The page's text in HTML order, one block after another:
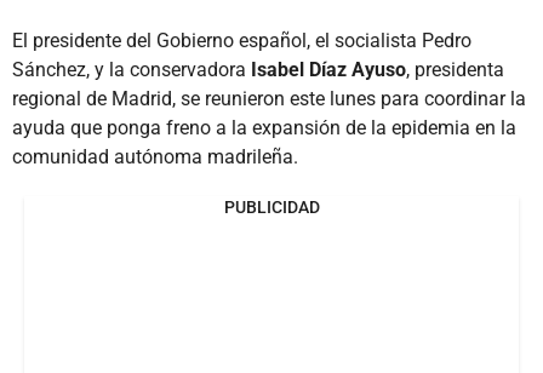
El presidente del Gobierno español, el socialista Pedro
Sánchez, y la conservadora Isabel Díaz Ayuso, presidenta
regional de Madrid, se reunieron este lunes para coordinar la
ayuda que ponga freno a la expansión de la epidemia en la
comunidad autónoma madrileña.
PUBLICIDAD